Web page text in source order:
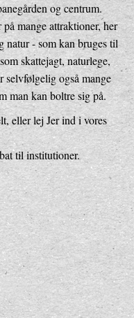
og centrum.
mange attraktioner, her
natur - som kan bruges til
skattejagt, naturlege,
selvfølgelig også mange
man kan boltre sig på.
eller lej Jer ind i vores
til institutioner.